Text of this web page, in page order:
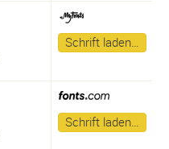
Schrift laden…
Schrift laden…